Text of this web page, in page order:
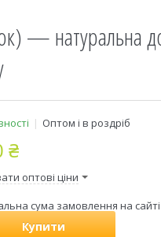
— натуральна
Оптом і в роздріб
₴
оптові ціни
сума замовлення на
Купити